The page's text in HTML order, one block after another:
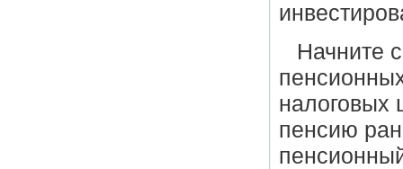
Начните
налоговых
пенсию